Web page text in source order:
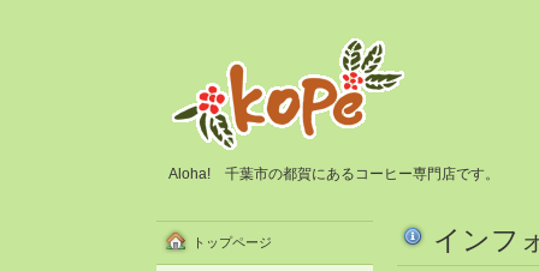
Aloha! 千葉市の都賀にあるコーヒー専門店です。
インフ
トップページ